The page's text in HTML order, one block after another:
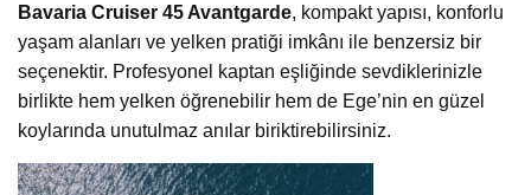
Bavaria Cruiser 45 Avantgarde, kompakt yapısı, konforlu
yaşam alanları ve yelken pratiği imkânı ile benzersiz bir
seçenektir. Profesyonel kaptan eşliğinde sevdiklerinizle
birlikte hem yelken öğrenebilir hem de Ege’nin en güzel
koylarında unutulmaz anılar biriktirebilirsiniz.